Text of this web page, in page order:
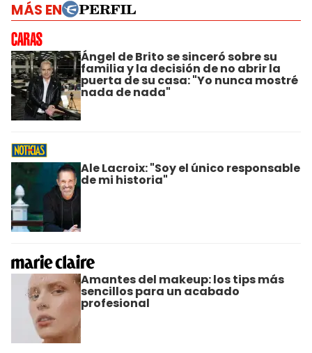
MÁS EN
Ángel de Brito se sinceró sobre su
familia y la decisión de no abrir la
puerta de su casa: "Yo nunca mostré
nada de nada"
Ale Lacroix: "Soy el único responsable
de mi historia"
Amantes del makeup: los tips más
sencillos para un acabado
profesional